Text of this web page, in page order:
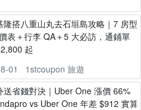
隆搭八重山丸去石垣島攻略｜7 房型
表＋行李 QA＋5 大必訪，通鋪單
起
01
1stcoupon 旅遊
送省錢對決｜Uber One 漲價 66%
vs Uber One 年差 $912 實算